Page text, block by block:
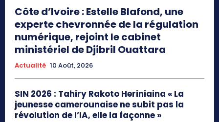
Côte d’Ivoire : Estelle Blafond, une
experte chevronnée de la régulation
numérique, rejoint le cabinet
ministériel de Djibril Ouattara
Actualité 10 Août, 2026
SIN 2026 : Tahiry Rakoto Heriniaina « La
jeunesse camerounaise ne subit pas la
révolution de l’IA, elle la façonne »